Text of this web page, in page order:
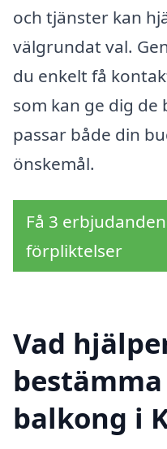
och tjänster kan
välgrundat val.
du enkelt få
som kan ge dig
passar både din
önskemål.
Få 3
förpliktelser
Vad
balkong i